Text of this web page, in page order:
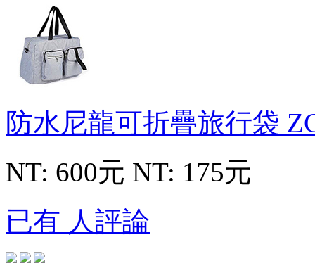
防水尼龍可折疊旅行袋
NT: 600元 NT: 175元
已有 人評論